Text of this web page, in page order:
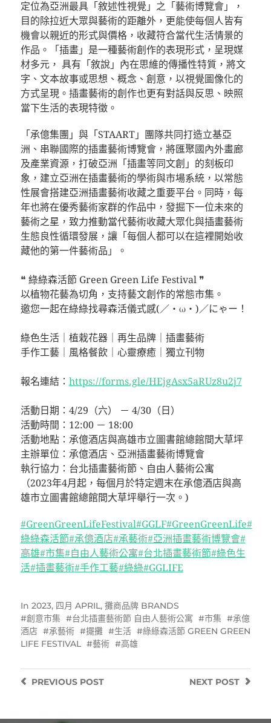
定位為亞洲最具「敘述性視覺」之「藝術博覽會」，
目的除拉近大眾與藝術的距離外，更能使每個人皆有
機會以親近的形式與價格，收藏符合當代生活情景的
作品。「插畫」是一種藝術創作的表現形式，呈現媒
材多元， 具有「敘說」內在思維的傳播性特質，將文
字、文本故事或思想、概念、創意，以視覺圖像化的
方式呈現。插畫藝術的創作也更有對話與反思、映照
當下生活的表現特徵。
「承億集團」與「STAART」團隊共同打造立基亞
洲、串聯國際的插畫藝術博覽會，將匯聚國內外畫廊
及產業資源，打破亞洲「插畫等同文創」的刻板印
象，建立亞洲在插畫藝術的學術與市場系統，以常態
性展會搭建亞洲插畫藝術收藏之重要平台。同時，每
年也將在優秀藝術家群的作品中，發掘下一位未來的
藝術之星，致力推動當代藝術收藏大眾化與插畫藝術
生態良性循環發展，讓「每個人都可以在這裡開始收
藏他的第一件藝術品」。
❝ 綠綠森活節 Green Green Life Festival ❞
以植物花藝為切角，支持藝文創作的常態市集。
邀您一起在綠綠找尋森活儀式感(／・ω・)／にゃー！
綠色生活｜植栽花器｜再生品牌｜插畫藝術
手作工藝｜風格餐飲｜心靈療癒｜獨立刊物
報名連結： https://forms.gle/HEjgAsx5aRUz8u2j7
活動日期：4/29（六） － 4/30（日）
活動時間：12:00 － 18:00
活動地點：承億酒店與高雄市立圖書館總館間大草坪
主辦單位：承億酒店、亞洲插畫藝術博覽會
執行協力：台北插畫藝術節、自由人藝術公寓
（2023年4月起，每個月於特定週末在承億酒店與高
雄市立圖書館總館間大草坪舉行一次。)
#GreenGreenLifeFestival#GGLF#GreenGreenLife#
綠綠森活節#承億酒店#承藝術#亞洲插畫藝術博覽會#
高雄#市集#自由人藝術公寓#台北插畫藝術節#綠色生
活#插畫藝術#手作工藝#綠綠#GGLIFE
In 2023, 四月 APRIL, 攤商品牌 BRANDS
創意市集
台北插畫藝術節 自由人藝術公寓 市集
承億
酒店
承藝術 擺攤 生活
綠綠森活節 GREEN GREEN
LIFE FESTIVAL
藝術 高雄
NEXT POST
PREVIOUSPOST